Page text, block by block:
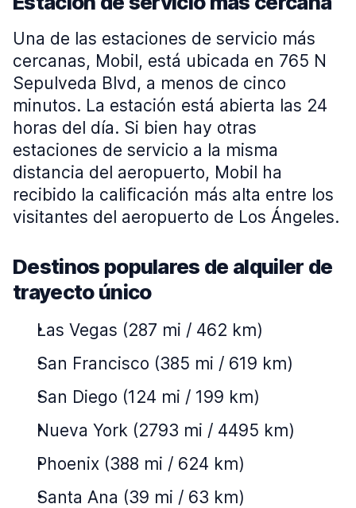
Una de las estaciones de servicio más
cercanas, Mobil, está ubicada en 765 N
Sepulveda Blvd, a menos de cinco
minutos. La estación está abierta las 24
horas del día. Si bien hay otras
estaciones de servicio a la misma
distancia del aeropuerto, Mobil ha
recibido la calificación más alta entre los
visitantes del aeropuerto de Los Ángeles.
Destinos populares de alquiler de
trayecto único
Las Vegas (287 mi / 462 km)
San Francisco (385 mi / 619 km)
San Diego (124 mi / 199 km)
Nueva York (2793 mi / 4495 km)
Phoenix (388 mi / 624 km)
Santa Ana (39 mi / 63 km)